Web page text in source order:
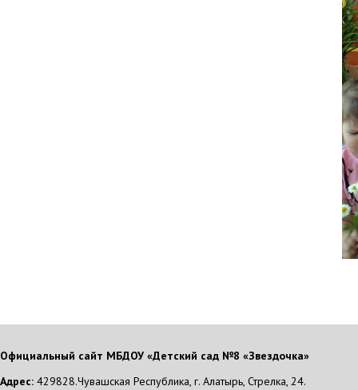
Официальный сайт МБДОУ «Детский сад №8 «Звездочка»
Адрес: 429828.Чувашская Республика, г. Алатырь, Стрелка, 24.